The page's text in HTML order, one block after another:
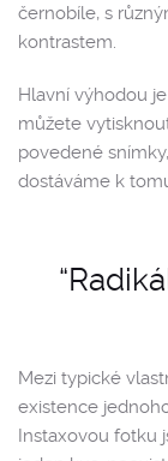
černobíle, s
kontrastem.
Hlavní výhodou
můžete
povedené
dostáváme k
Mezi typické
existence
Instaxovou fotku